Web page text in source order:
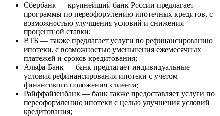
Сбербанк — крупнейший банк России предлагает
программы по переоформлению ипотечных кредитов, с
возможностью улучшения условий и снижения
процентной ставки;
ВТБ — также предлагает услуги по рефинансированию
ипотеки, с возможностью уменьшения ежемесячных
платежей и сроков кредитования;
Альфа-Банк — банк предлагает индивидуальные
условия рефинансирования ипотеки с учетом
финансового положения клиента;
Райффайзенбанк — банк также предоставляет услуги по
переоформлению ипотеки с целью улучшения условий
кредитования;